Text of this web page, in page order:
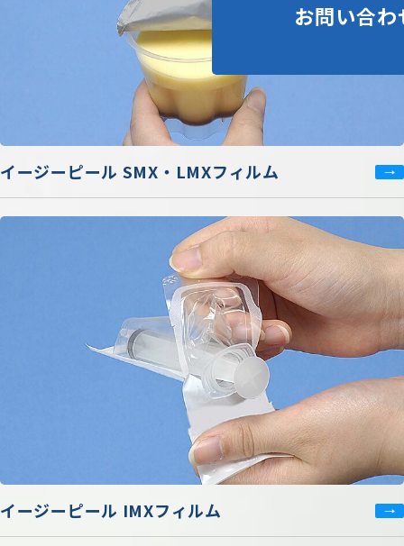
お問い合わ
イージーピール SMX・LMXフィルム
イージーピール IMXフィルム